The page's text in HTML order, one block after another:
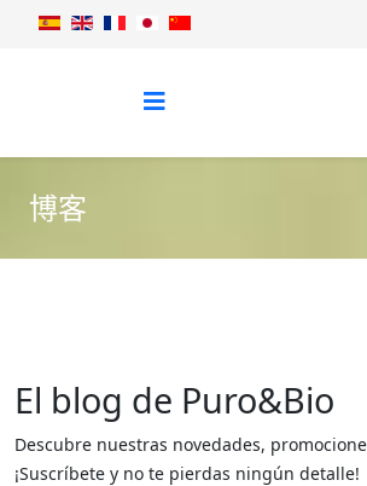
博客
El blog de Puro&Bio
Descubre nuestras novedades,
¡Suscríbete y no te pierdas ningún detalle!